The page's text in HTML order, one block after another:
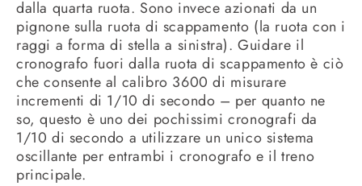
dalla quarta ruota. Sono invece azionati da un
pignone sulla ruota di scappamento (la ruota con i
raggi a forma di stella a sinistra). Guidare il
cronografo fuori dalla ruota di scappamento è ciò
che consente al calibro 3600 di misurare
incrementi di 1/10 di secondo – per quanto ne
so, questo è uno dei pochissimi cronografi da
1/10 di secondo a utilizzare un unico sistema
oscillante per entrambi i cronografo e il treno
principale.